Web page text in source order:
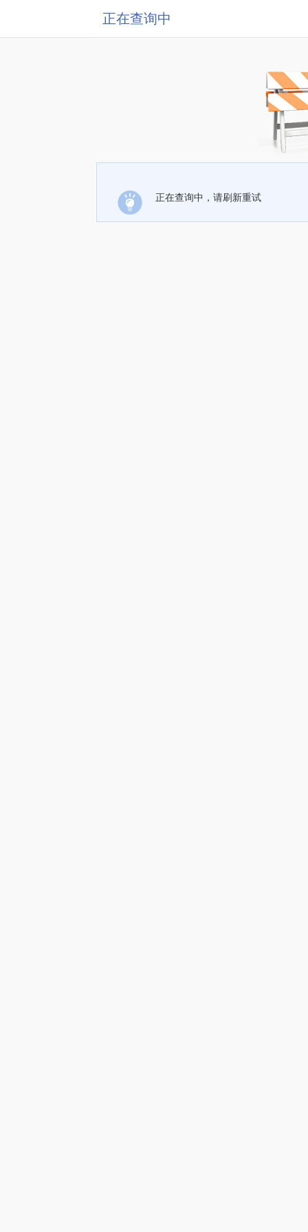
正在查询中
正在查询中，请刷新重试